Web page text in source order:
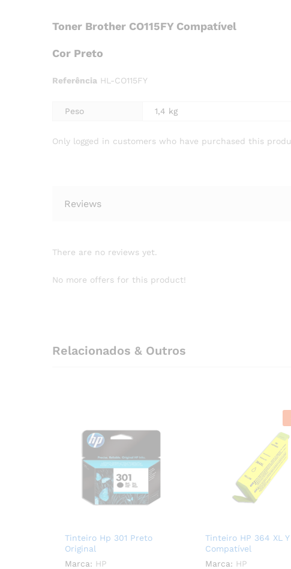
Toner Brother CO115FY Compatível
Cor Preto
Referência HL-CO115FY
Peso 1,4 kg
Only logged in customers who have purchased this
Reviews
There are no reviews yet.
No more offers for this product!
Relacionados & Outros
Tinteiro Hp 301 Preto
Original
Marca: HP
Tinteiro HP 364 XL Y
Compatível
Marca: HP